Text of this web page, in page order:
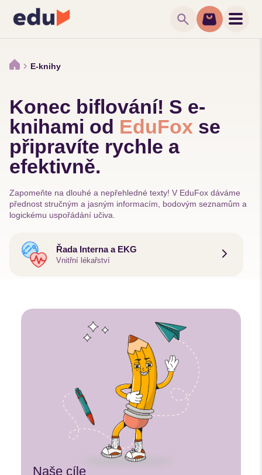
search
E-knihy
Konec biflování! S e-
knihami od EduFox se
připravíte rychle a
efektivně.
Zapomeňte na dlouhé a nepřehledné texty! V EduFox dáváme
přednost stručným a jasným informacím, bodovým seznamům a
logickému uspořádání učiva.
Řada Interna a EKG
Vnitřní lékařství
Naše cíle